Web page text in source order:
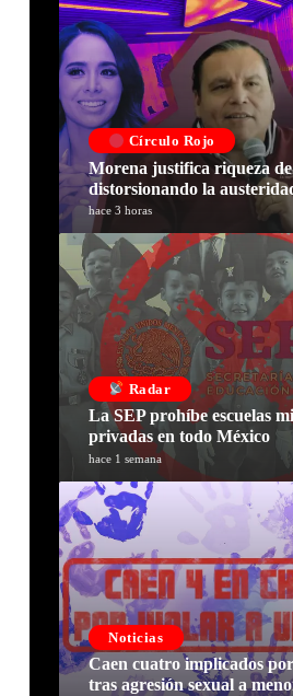
Círculo Rojo
Morena justifica riqueza
distorsionando la
hace 3 horas
Radar
La SEP prohíbe escuelas
privadas en todo México
hace 1 semana
Noticias
Caen cuatro implicados
tras agresión sexual a